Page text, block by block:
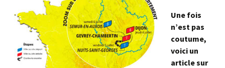
Une fois
n’est pas
coutume,
voici un
article sur